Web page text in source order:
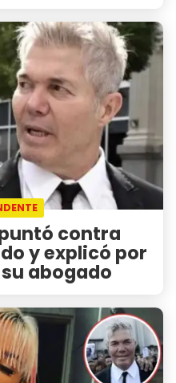
contra
y explicó por
abogado